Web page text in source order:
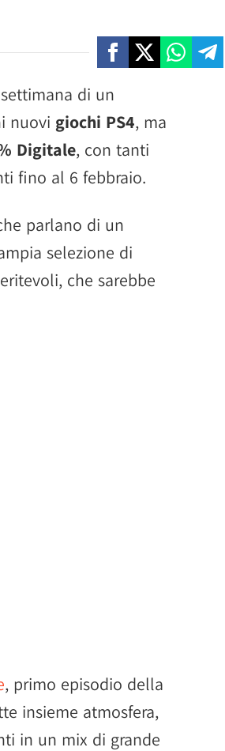
di un
nuovi giochi PS4, ma
Digitale, con tanti
fino al 6 febbraio.
parlano di un
selezione di
che sarebbe
, primo episodio della
insieme atmosfera,
in un mix di grande